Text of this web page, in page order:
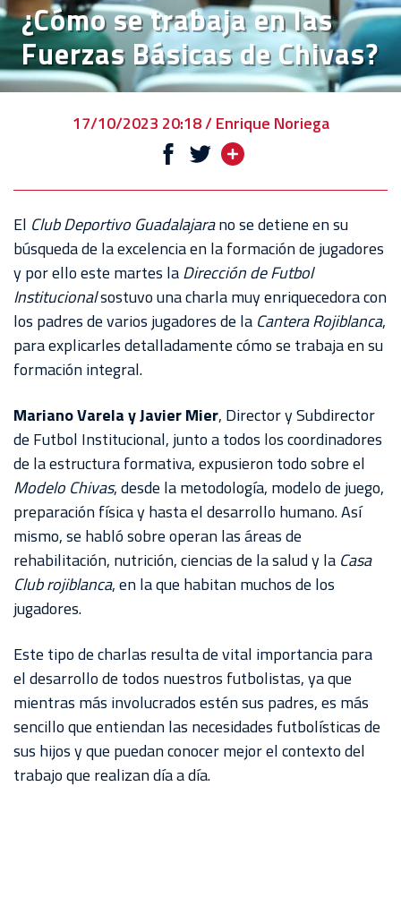
VENTA
DE
BOLETOS
CHIVABONOS
REBAÑO
CHIVAS
TIENDA
CHIVAS
CHIVASTV
AKRON
TOUR
ESTADIO
AKRON
¿Cómo se trabaja en las
Fuerzas Básicas de Chivas?
17/10/2023 20:18 / Enrique Noriega
El Club Deportivo Guadalajarano se detiene en su
búsqueda de la excelencia en la formación de jugadores
y por ello este martes laDirección de Futbol
Institucionalsostuvo una charla muy enriquecedora con
los padres de varios jugadores de la Cantera Rojiblanca,
para explicarles detalladamente cómo se trabaja en su
formación integral.
Mariano Varela y Javier Mier, Director y Subdirector
de Futbol Institucional, junto a todos los coordinadores
de la estructura formativa, expusieron todo sobre el
Modelo Chivas, desde la metodología, modelo de juego,
preparación física y hasta el desarrollo humano. Así
mismo, se habló sobre operan las áreas de
rehabilitación, nutrición, ciencias de la salud y la Casa
Club rojiblanca, en la que habitan muchos de los
jugadores.
Este tipo de charlas resulta de vital importancia para
el desarrollo de todos nuestros futbolistas, ya que
mientras más involucrados estén sus padres, es más
sencillo que entiendan las necesidades futbolísticas de
sus hijos y que puedan conocer mejor el contexto del
trabajo que realizan día a día.